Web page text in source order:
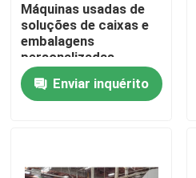
Casa
Máquinas usadas de
soluções de caixas e
embalagens
personalizadas
Enviar inquérito